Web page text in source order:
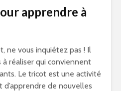
apprendre à
ne vous inquiétez pas ! Il
réaliser qui conviennent
Le tricot est une activité
de nouvelles